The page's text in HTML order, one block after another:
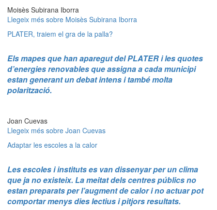
Moisès Subirana Iborra
Llegeix més sobre Moisès Subirana Iborra
PLATER, traiem el gra de la palla?
Els mapes que han aparegut del PLATER i les quotes
d’energies renovables que assigna a cada municipi
estan generant un debat intens i també molta
polarització.
Joan Cuevas
Llegeix més sobre Joan Cuevas
Adaptar les escoles a la calor
Les escoles i instituts es van dissenyar per un clima
que ja no existeix. La meitat dels centres públics no
estan preparats per l’augment de calor i no actuar pot
comportar menys dies lectius i pitjors resultats.